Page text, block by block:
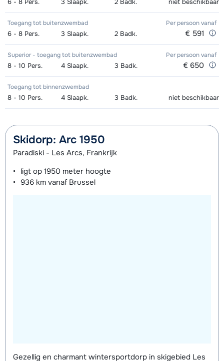
Zilver (Evolution) Ski's + Schoenen +
Stokken (8 dagen)
van week
Zilver (Evolution) Ski's + Stokken (8
dagen)
afhankelijk
van week
Zilver (Evolution) Schoenen (8
Toekomst (Espoir) Schoenen (8
dagen)
afhankelijk
van week
Mini Kid Ski's + Stokken + Schoenen
afhankelijk
Mini Kid Ski's + Stokken (8 dagen)
afhankelijk
van week
Mini Kid Schoenen (8 dagen)
afhankelijk
6 - 8 Pers. 3 Slaapk. 2 Badk. niet beschikbaar
Toegang tot buitenzwembad Per persoonvanaf
6 - 8 Pers. 3 Slaapk. 2 Badk. € 591
Superior - toegang tot buitenzwembad Per persoonvanaf
8 - 10 Pers. 4 Slaapk. 3 Badk. € 650
Toegang tot binnenzwembad
8 - 10 Pers. 4 Slaapk. 3 Badk. niet beschikbaar
Skidorp: Arc 1950
Paradiski - Les Arcs, Frankrijk
ligt op 1950 meter hoogte
936 km vanaf Brussel
Gezellig en charmant wintersportdorp in skigebied Les